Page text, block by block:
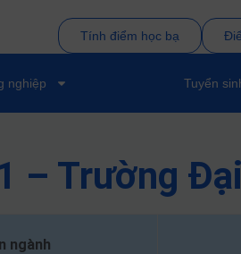
Tính điểm học bạ
nghiệp Tuyển
– Trường
ngành